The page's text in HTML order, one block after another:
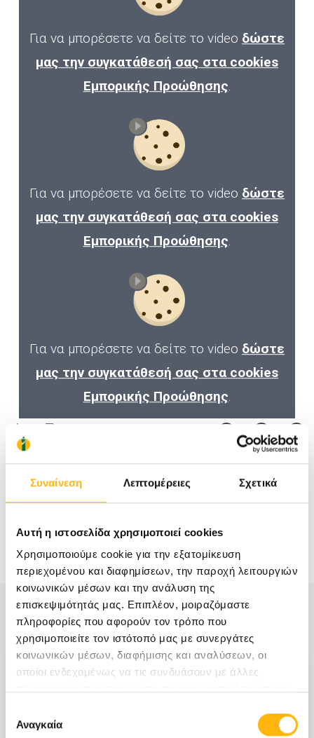
Συναίνεση Λεπτομέρειες Σχετικά
Αυτή η ιστοσελίδα χρησιμοποιεί cookies
Χρησιμοποιούμε cookie για την εξατομίκευση
περιεχομένου και διαφημίσεων, την παροχή λειτουργιών
κοινωνικών μέσων και την ανάλυση της
επισκεψιμότητάς μας. Επιπλέον, μοιραζόμαστε
πληροφορίες που αφορούν τον τρόπο που
χρησιμοποιείτε τον ιστότοπό μας με συνεργάτες
κοινωνικών μέσων, διαφήμισης και αναλύσεων, οι
οποίοι ενδεχομένως να τις συνδυάσουν με άλλες
των υπηρεσιών τους.
συγκατάθεσης
Αναγκαία
Για να μπορέσετε να δείτε το video δώστε
μας την συγκατάθεσή σας στα cookies
Εμπορικής Προώθησης.
Για να μπορέσετε να δείτε το video δώστε
μας την συγκατάθεσή σας στα cookies
Εμπορικής Προώθησης.
Για να μπορέσετε να δείτε το video δώστε
μας την συγκατάθεσή σας στα cookies
Εμπορικής Προώθησης.
Δείτε Επίσης
06
Νοεμβρίου
06 - 07 ΝΟΕ